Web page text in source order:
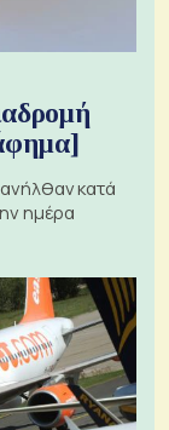
κατά
ημέρα